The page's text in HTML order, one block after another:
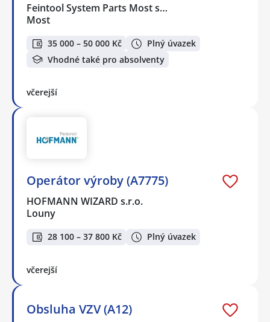
Feintool System Parts Most s…
Most
35 000 – 50 000 Kč
Plný úvazek
Vhodné také pro absolventy
včerejší
Operátor výroby (A7775)
HOFMANN WIZARD s.r.o.
Louny
28 100 – 37 800 Kč Plný úvazek
včerejší
Obsluha VZV (A12)